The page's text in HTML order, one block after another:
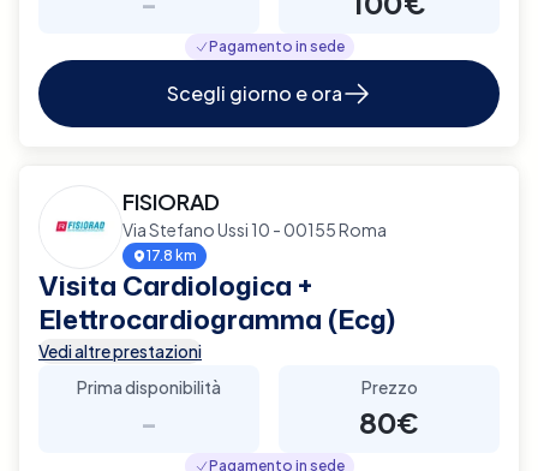
Pagamento in sede
Scegli giorno e ora
FISIORAD
Via Stefano Ussi 10 - 00155 Roma
17.8 km
Visita Cardiologica +
Elettrocardiogramma (Ecg)
Vedi altre prestazioni
Prima disponibilità
-
Prezzo
80€
Pagamento in sede